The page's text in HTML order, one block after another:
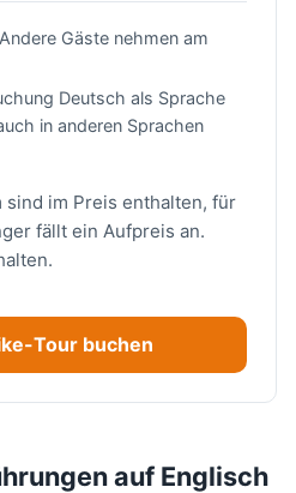
Gäste nehmen am
Deutsch als Sprache
in anderen Sprachen
sind im Preis enthalten, für
fällt ein Aufpreis an.
Tour buchen
auf Englisch